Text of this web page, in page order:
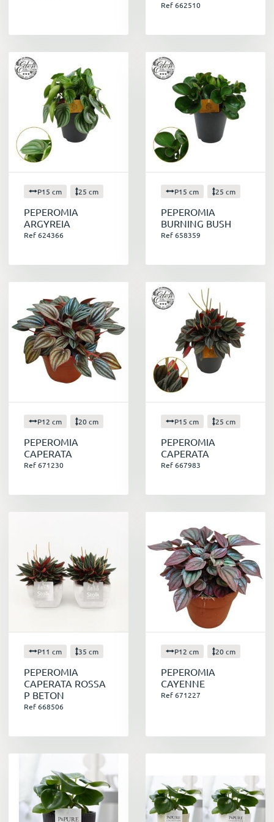
Cultiver le peperomia : un jeu d'enfant
suffit de suivre quelques conseils simples :
Choisir le bon emplacement :Offrez à
votre peperomia une lumière vive et
indirecte, en évitant l'exposition directe au
soleil.
Arroser avec modération :
Attendez que le
terreau soit sec entre deux arrosages. Un
excès d'eau peut nuire à la plante.
Maintenir une humidité ambiante :
Brummisez régulièrement le feuillage ou
placez votre peperomia sur un plateau de
galets humides.
Fertiliser occasionnellement :Pendant la
saison de croissance, apportez un engrais
Conclusion
Avec ses multiples qualités, le peperomia est
un choix parfait pour égayer votre intérieur
tout en profitant de ses bienfaits pour la santé
et le bien-être. N'hésitez pas à explorer la
grande variété de peperomia disponibles et
d'exception !
Ref 662510
P15 cm 25 cm
PEPEROMIA
ARGYREIA
Ref 624366
P15 cm 25 cm
PEPEROMIA
BURNING BUSH
Ref 658359
P12 cm 20 cm
PEPEROMIA
CAPERATA
Ref 671230
P15 cm 25 cm
PEPEROMIA
CAPERATA
Ref 667983
P11 cm 35 cm
PEPEROMIA
CAPERATA ROSSA
P BETON
Ref 668506
P12 cm 20 cm
PEPEROMIA
CAYENNE
Ref 671227